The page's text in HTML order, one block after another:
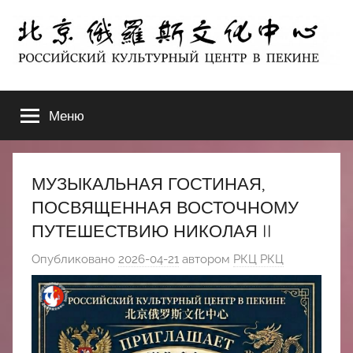
содержимому
北
京
俄
罗
斯
文
化
ЦЕНТР
В
ПЕКИНЕ
Меню
МУЗЫКАЛЬНАЯ ГОСТИНАЯ,
ПОСВЯЩЕННАЯ ВОСТОЧНОМУ
ПУТЕШЕСТВИЮ НИКОЛАЯ II
Опубликовано 2026-04-21 автором РКЦ РКЦ